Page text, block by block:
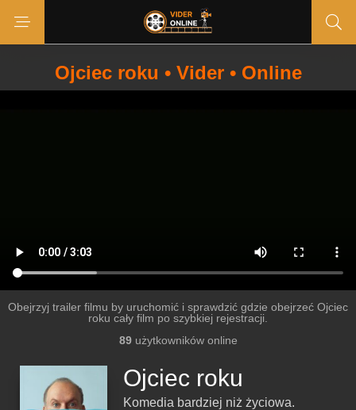
Ojciec roku • Vider • Online
Obejrzyj trailer filmu by uruchomić i sprawdzić gdzie obejrzeć Ojciec
roku cały film po szybkiej rejestracji.
89użytkowników online
Ojciec roku
Komedia bardziej niż życiowa.